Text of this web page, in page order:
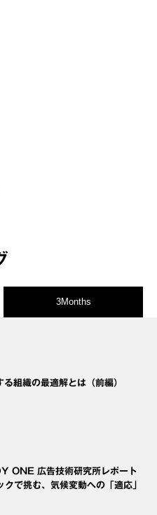
3Months
組織の最適解とは（前編）
ONE 広告技術研究所レポート
で挑む、気候変動への「適応」